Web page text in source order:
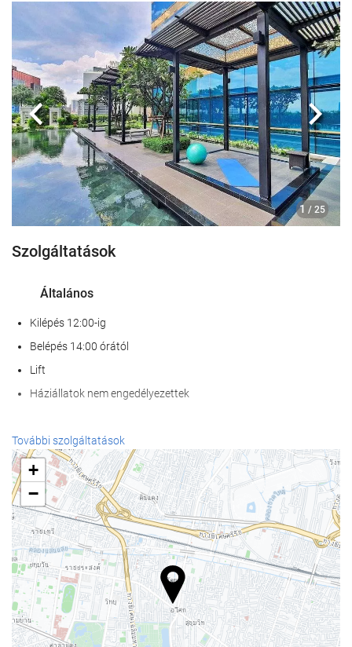
1 / 25
Előző
Szolgáltatások
Általános
Kilépés 12:00-ig
Belépés 14:00 órától
Lift
Háziállatok nem engedélyezettek
Wellness
Spa
törökfürdő | gőzfürdő
Szauna
Konditerem
Medence
Medence
gyerekmedence
További szolgáltatások
+
−